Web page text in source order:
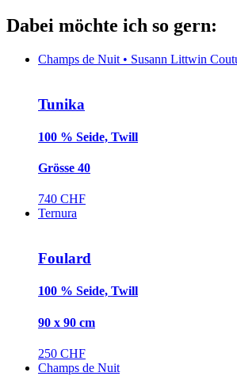
Dabei möchte ich so gern:
Champs de Nuit • Susann Littwin
Tunika
100 % Seide, Twill
Grösse 40
740 CHF
Ternura
Foulard
100 % Seide, Twill
90 x 90 cm
250 CHF
Champs de Nuit